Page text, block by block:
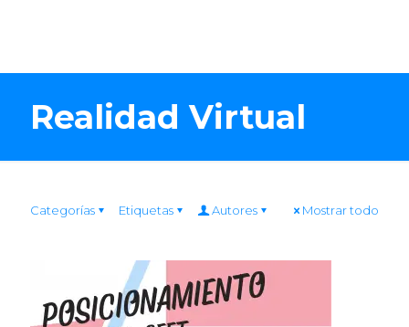
Realidad Virtual
Categorías Etiquetas Autores Mostrar todo